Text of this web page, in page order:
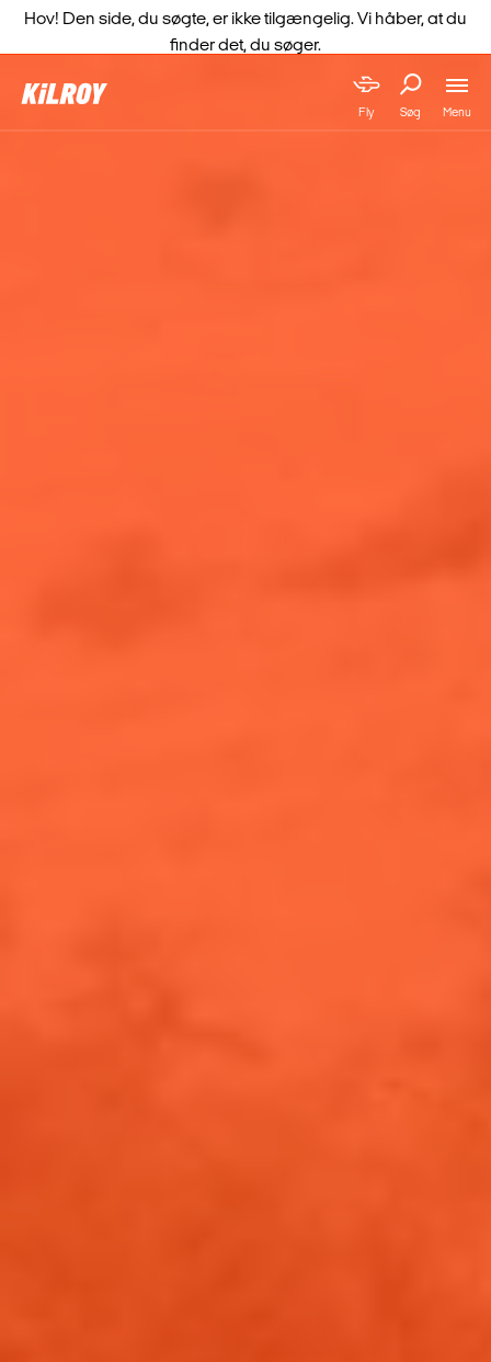
Fly Søg Menu
Hov! Den side, du søgte, er ikke tilgængelig. Vi håber, at du
finder det, du søger.